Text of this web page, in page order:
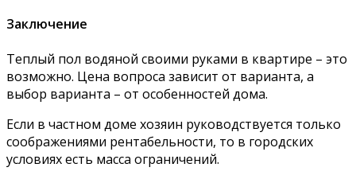
Заключение
Теплый пол водяной своими руками в квартире – это
возможно. Цена вопроса зависит от варианта, а
выбор варианта – от особенностей дома.
Если в частном доме хозяин руководствуется только
соображениями рентабельности, то в городских
условиях есть масса ограничений.